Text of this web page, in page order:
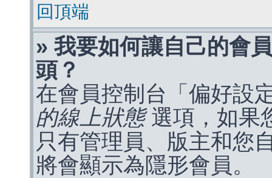
回頂端
» 我要如何讓自己的會
頭？
在會員控制台「偏好設
的線上狀態選項，如果
只有管理員、版主和您
將會顯示為隱形會員。